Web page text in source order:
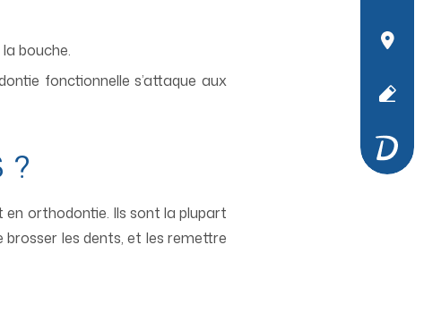
bouche.
fonctionnelle s’attaque aux
?
en orthodontie. Ils sont la plupart
brosser les dents, et les remettre